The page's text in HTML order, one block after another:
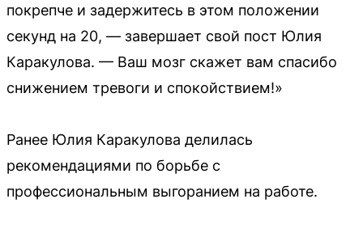
покрепче и задержитесь в этом положении
секунд на 20, — завершает свой пост Юлия
Каракулова. — Ваш мозг скажет вам спасибо
снижением тревоги и спокойствием!»
Ранее Юлия Каракулова делилась
рекомендациями по борьбе с
профессиональным выгоранием на работе.